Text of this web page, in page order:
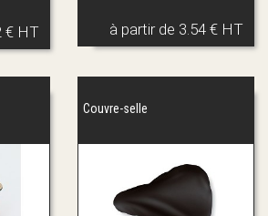
€ HT à partir de 3.54 € HT
Couvre-selle